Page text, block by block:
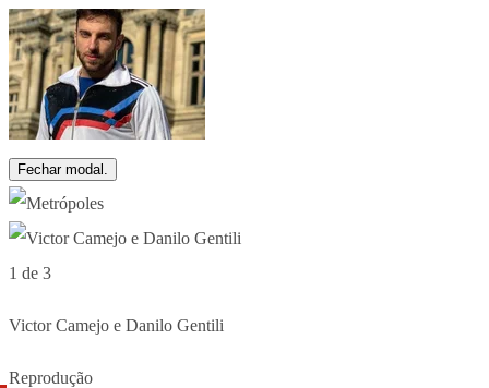
Fechar modal.
1 de 3
Victor Camejo e Danilo Gentili
Reprodução